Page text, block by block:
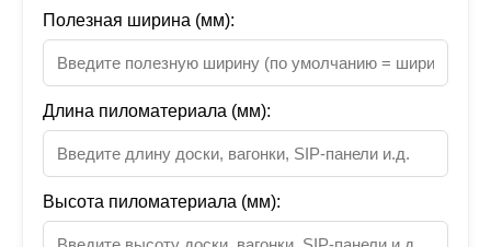
Полезная ширина (мм):
Длина пиломатериала (мм):
Высота пиломатериала (мм):